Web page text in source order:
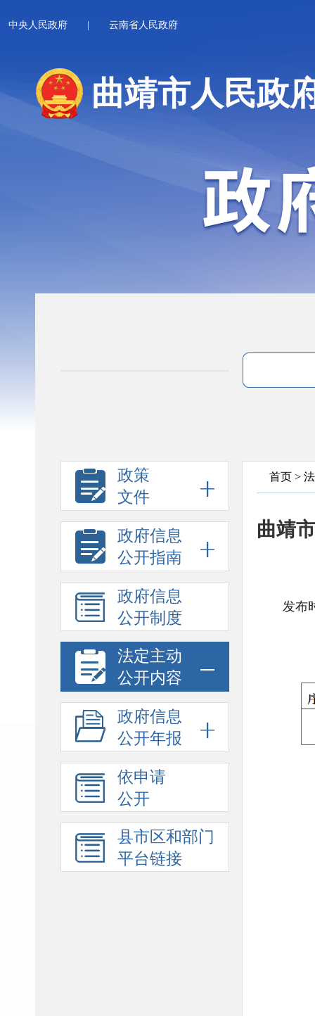
中央人民政府 云南省人民政府
曲靖市人民政
政策
文件
政府信息
公开指南
政府信息
公开制度
法定主动
公开内容
政府信息
公开年报
依申请
公开
县市区和部门
平台链接
首页 >
曲靖
发布